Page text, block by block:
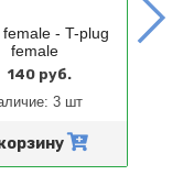
- T-plug
female
140 руб.
3 шт